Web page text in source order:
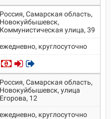
Россия, Самарская область,
Новокуйбышевск,
Коммунистическая улица, 39
ежедневно, круглосуточно
Россия, Самарская область,
Новокуйбышевск, улица
Егорова, 12
ежедневно, круглосуточно